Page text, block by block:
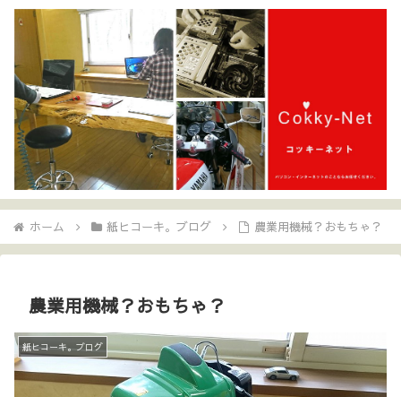
ホーム 紙ヒコーキ。ブログ 農業用機械？おもちゃ？
農業用機械？おもちゃ？
紙ヒコーキ。ブログ